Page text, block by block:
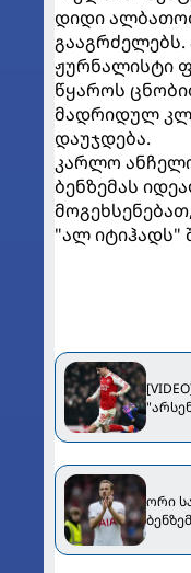
დიდი
გააგრძელებს.
ჟურნალისტი
წყაროს
მადრიდულ
დაუჯდება.
კარლო
ბენზემას
"ალ იტიჰადს"
ორი